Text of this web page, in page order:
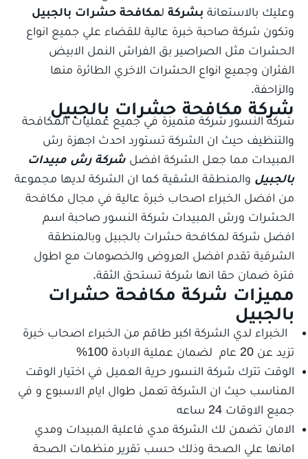
وعليك بالاستعانة بشركة لمكافحة حشرات بالجبيل
وتكون شركة صاحبة خبرة عالية للقضاء علي جميع انواع
الحشرات مثل الصراصير بق الفراش النمل الابيض
الفئران وجميع انواع الحشرات الاخري الطائرة منها
والزاحفة.
شركة مكافحة حشرات بالجبيل
شركة النسور شركة متميزة في جميع عمليات المكافحة
والتنظيف حيث ان الشركة تستورد احدث اجهزة رش
المبيدات مما جعل الشركة افضل شركة رش مبيدات
بالجبيل والمنطقة الشقية كما ان الشركة لديها مجموعة
من افضل الخبراء اصحاب خبرة عالية في مجال مكافحة
الحشرات ورش المبيدات شركة النسور صاحبة اسم
افضل شركة لمكافحة حشرات بالجبيل وبالمنطقة
الشرقية تقدم افضل العروض والخصومات مع اطول
فترة ضمان حقا انها شركة تستحق الثقة.
مميزات شركة مكافحة حشرات
بالجبيل
الخبراء لدي الشركة اكبر طاقم من الخبراء اصحاب خبرة
تزيد عن 20 عام لضمان عملية الابادة 100%
الوقت تترك شركة النسور حرية العميل في اختيار الوقت
المناسب حيث ان الشركة تعمل طوال ايام الاسبوع و في
جميع الاوقات 24 ساعه
الامان تضمن لك الشركة مدي فاعلية المبيدات ومدي
امانها علي الصحة وذلك حسب تقرير منظمات الصحة